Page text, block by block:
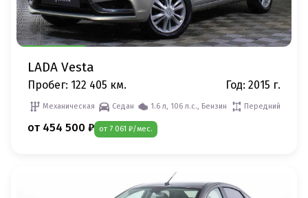
LADA Vesta
Пробег: 122 405 км. Год: 2015 г.
Механическая Седан 1.6 л, 106 л.с., Бензин Передний
от 454 500 ₽ от 7 061 ₽/мес.